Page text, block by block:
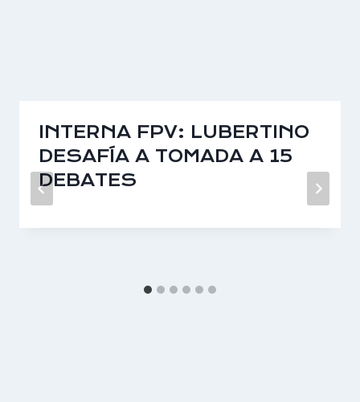
INTERNA FPV: LUBERTINO
DESAFÍA A TOMADA A 15
DEBATES